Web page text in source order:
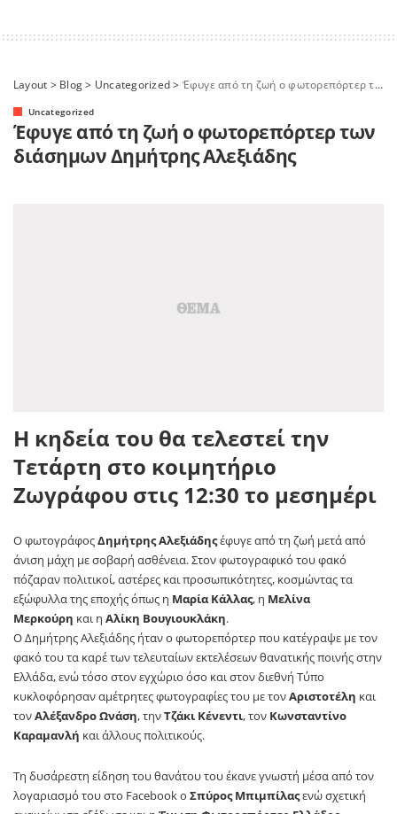
Layout > Blog> Uncategorized> Έφυγε από τη ζωή ο φωτορεπόρτερ των διάσημων Δημήτρης Αλεξιάδης
Uncategorized
Έφυγε από τη ζωή ο φωτορεπόρτερ των
διάσημων Δημήτρης Αλεξιάδης
Η κηδεία του θα τελεστεί την
Τετάρτη στο κοιμητήριο
Ζωγράφου στις 12:30 το μεσημέρι
Ο φωτογράφοςΔημήτρης Αλεξιάδηςέφυγε από τη ζωή μετά από
άνιση μάχη με σοβαρή ασθένεια. Στον φωτογραφικό του φακό
πόζαραν πολιτικοί, αστέρες και προσωπικότητες, κοσμώντας τα
εξώφυλλα της εποχής όπως η Μαρία Κάλλας, η Μελίνα
Μερκούρη και η Αλίκη Βουγιουκλάκη.
Ο Δημήτρης Αλεξιάδης ήταν ο φωτορεπόρτερ που κατέγραψε με τον
φακό του τα καρέ των τελευταίων εκτελέσεων θανατικής ποινής στην
Ελλάδα, ενώ τόσο στον εγχώριο όσο και στον διεθνή Τύπο
κυκλοφόρησαν αμέτρητες φωτογραφίες του με τονΑριστοτέλη και
τονΑλέξανδρο Ωνάση, τηνΤζάκι Κένεντι, τον Κωνσταντίνο
Καραμανλή και άλλους πολιτικούς.
Τη δυσάρεστη είδηση του θανάτου του έκανε γνωστή μέσα από τον
λογαριασμό του στο Facebook ο Σπύρος Μπιμπίλαςενώ σχετική